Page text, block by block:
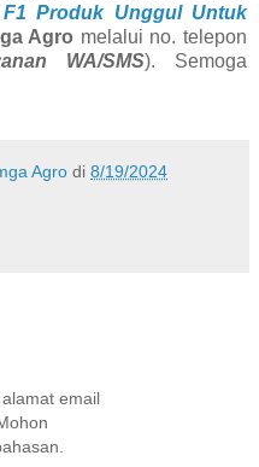
Produk Unggul Untuk
Agro melalui no. telepon
WA/SMS). Semoga
Agro di 8/19/2024
email